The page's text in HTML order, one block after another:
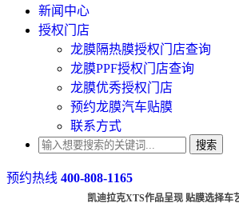
新闻中心
授权门店
龙膜隔热膜授权门店查询
龙膜PPF授权门店查询
龙膜优秀授权门店
预约龙膜汽车贴膜
联系方式
搜索
预约热线 400-808-1165
凯迪拉克XTS作品呈现 贴